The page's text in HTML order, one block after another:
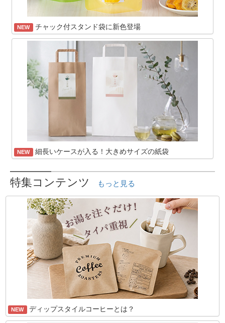
NEW チャック付スタンド袋に新色登場
NEW 細長いケースが入る！大きめサイズの紙袋
特集コンテンツ もっと見る
NEW ディップスタイルコーヒーとは？